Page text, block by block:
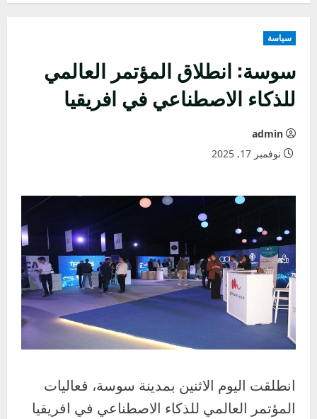
سياسة
سوسة: انطلاق المؤتمر العالمي
للذكاء الاصطناعي في افريقيا
admin
نوفمبر 17, 2025
انطلقت اليوم الاثنين بمدينة سوسة، فعاليات
المؤتمر العالمي للذكاء الاصطناعي في افريقيا